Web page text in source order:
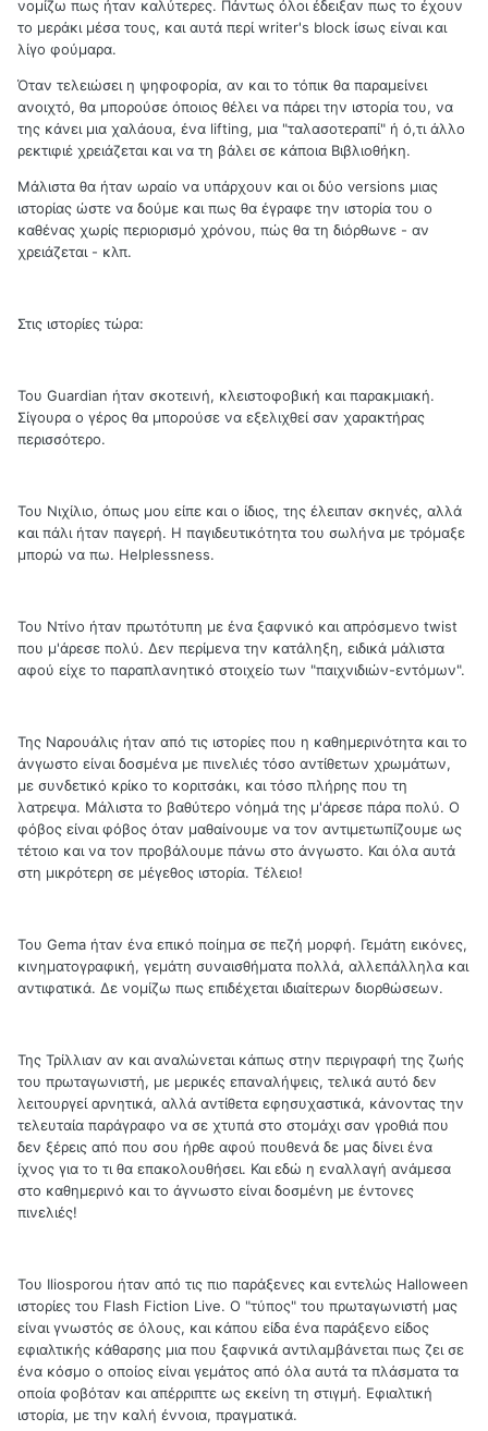
νομίζω πως ήταν καλύτερες. Πάντως όλοι έδειξαν πως το έχουν
το μεράκι μέσα τους, και αυτά περί writer's block ίσως είναι και
λίγο φούμαρα.
Όταν τελειώσει η ψηφοφορία, αν και το τόπικ θα παραμείνει
ανοιχτό, θα μπορούσε όποιος θέλει να πάρει την ιστορία του, να
της κάνει μια χαλάουα, ένα lifting, μια "ταλασοτεραπί" ή ό,τι άλλο
ρεκτιφιέ χρειάζεται και να τη βάλει σε κάποια Βιβλιοθήκη.
Mάλιστα θα ήταν ωραίο να υπάρχουν και οι δύο versions μιας
ιστορίας ώστε να δούμε και πως θα έγραφε την ιστορία του ο
καθένας χωρίς περιορισμό χρόνου, πώς θα τη διόρθωνε - αν
χρειάζεται - κλπ.
Στις ιστορίες τώρα:
Toυ Guardian ήταν σκοτεινή, κλειστοφοβική και παρακμιακή.
Σίγουρα ο γέρος θα μπορούσε να εξελιχθεί σαν χαρακτήρας
περισσότερο.
Του Νιχίλιο, όπως μου είπε και ο ίδιος, της έλειπαν σκηνές, αλλά
και πάλι ήταν παγερή. Η παγιδευτικότητα του σωλήνα με τρόμαξε
μπορώ να πω. Helplessness.
Του Ντίνο ήταν πρωτότυπη με ένα ξαφνικό και απρόσμενο twist
που μ'άρεσε πολύ. Δεν περίμενα την κατάληξη, ειδικά μάλιστα
αφού είχε το παραπλανητικό στοιχείο των "παιχνιδιών-εντόμων".
Της Ναρουάλις ήταν από τις ιστορίες που η καθημερινότητα και το
άνγωστο είναι δοσμένα με πινελιές τόσο αντίθετων χρωμάτων,
με συνδετικό κρίκο το κοριτσάκι, και τόσο πλήρης που τη
λατρεψα. Μάλιστα το βαθύτερο νόημά της μ'άρεσε πάρα πολύ. Ο
φόβος είναι φόβος όταν μαθαίνουμε να τον αντιμετωπίζουμε ως
τέτοιο και να τον προβάλουμε πάνω στο άνγωστο. Και όλα αυτά
στη μικρότερη σε μέγεθος ιστορία. Τέλειο!
Του Gema ήταν ένα επικό ποίημα σε πεζή μορφή. Γεμάτη εικόνες,
κινηματογραφική, γεμάτη συναισθήματα πολλά, αλλεπάλληλα και
αντιφατικά. Δε νομίζω πως επιδέχεται ιδιαίτερων διορθώσεων.
Της Τρίλλιαν αν και αναλώνεται κάπως στην περιγραφή της ζωής
του πρωταγωνιστή, με μερικές επαναλήψεις, τελικά αυτό δεν
λειτουργεί αρνητικά, αλλά αντίθετα εφησυχαστικά, κάνοντας την
τελευταία παράγραφο να σε χτυπά στο στομάχι σαν γροθιά που
δεν ξέρεις από που σου ήρθε αφού πουθενά δε μας δίνει ένα
ίχνος για το τι θα επακολουθήσει. Και εδώ η εναλλαγή ανάμεσα
στο καθημερινό και το άγνωστο είναι δοσμένη με έντονες
πινελιές!
Του Iliosporou ήταν από τις πιο παράξενες και εντελώς Halloween
ιστορίες του Flash Fiction Live. O "τύπος" του πρωταγωνιστή μας
είναι γνωστός σε όλους, και κάπου είδα ένα παράξενο είδος
εφιαλτικής κάθαρσης μια που ξαφνικά αντιλαμβάνεται πως ζει σε
ένα κόσμο ο οποίος είναι γεμάτος από όλα αυτά τα πλάσματα τα
οποία φοβόταν και απέρριπτε ως εκείνη τη στιγμή. Εφιαλτική
ιστορία, με την καλή έννοια, πραγματικά.